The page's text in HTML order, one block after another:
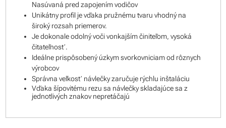
Nasúvaná pred zapojením vodičov
Unikátny profil je vďaka pružnému tvaru vhodný na
široký rozsah priemerov.
Je dokonale odolný voči vonkajším činiteľom, vysoká
čitateľnosť.
Ideálne prispôsobený úzkym svorkovniciam od rôznych
výrobcov
Správna veľkosť návlečky zaručuje rýchlu inštaláciu
Vďaka šípovitému rezu sa návlečky skladajúce sa z
jednotlivých znakov nepretáčajú